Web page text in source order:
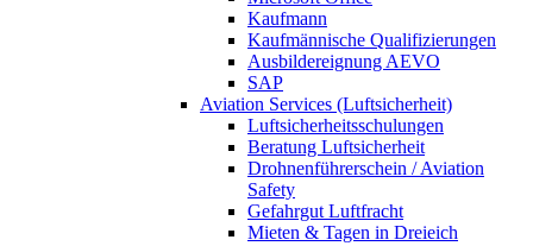
Kaufmann
Kaufmännische Qualifizierungen
Ausbildereignung AEVO
SAP
Aviation Services (Luftsicherheit)
Luftsicherheitsschulungen
Beratung Luftsicherheit
Drohnenführerschein / Aviation
Safety
Gefahrgut Luftfracht
Mieten & Tagen in Dreieich